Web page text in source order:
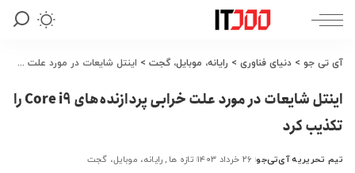
آی تی جو > دنیای فناوری > رایانه، موبایل، گجت > اینتل شایعات در مورد علت خرابی پردازنده‌های Core i9 را تکذیب کرد
اینتل شایعات در مورد علت خرابی پردازنده‌های Core i9 را
تکذیب کرد
ارسال
تیم تحریریه آی‌تی‌جو ۲۶ خرداد ۱۴۰۳ تازه ها رایانه، موبایل، گجت